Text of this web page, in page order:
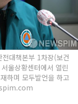
대책본부 1차장(보건
울상황센터에서 열린
하며 모두발언을 하고